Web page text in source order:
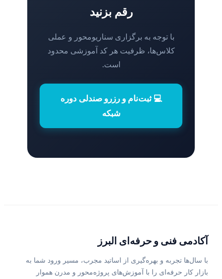
رقم بزنید
با توجه به برگزاری سناریومحور و عملی
کلاس‌ها، ظرفیت هر کد آموزشی محدود
است.
💻 ثبت‌نام و رزرو صندلی دوره
شبکه
آکادمی فنی و حرفه‌ای البرز
با سال‌ها تجربه و بهره‌گیری از اساتید مجرب، مسیر ورود شما به
بازار کار حرفه‌ای را با آموزش‌های پروژه‌محور و مدرن هموار